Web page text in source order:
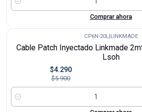
Cantidad
Comprar ahora
CP6N-20L|LINKMADE
Cable Patch Inyectado Linkmade
Lsoh
$4.290
$5.900
Cantidad